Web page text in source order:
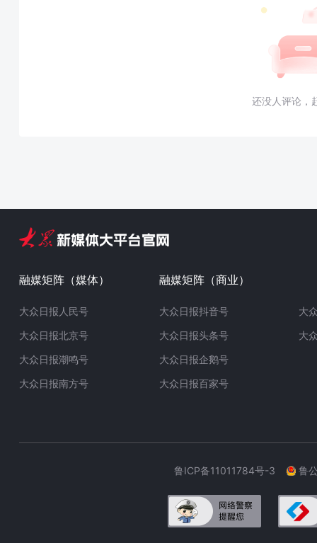
还没人评论，
融媒矩阵（媒体）
大众日报人民号
大众日报北京号
大众日报潮鸣号
大众日报南方号
融媒矩阵（商业）
大众日报抖音号
大众日报头条号
大众日报企鹅号
大众日报百家号
大
大
鲁ICP备11011784号-3 鲁